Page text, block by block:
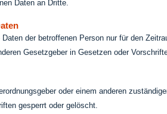
Daten an Dritte.
der betroffenen Person nur für den
Gesetzgeber in Gesetzen oder
oder einem anderen
gesperrt oder gelöscht.